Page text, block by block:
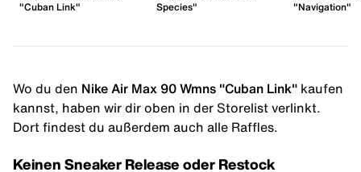
"Cuban Link"
Species"
"Navigation"
Wo du den Nike Air Max 90 Wmns "Cuban Link" kaufen
kannst, haben wir dir oben in der Storelist verlinkt.
Dort findest du außerdem auch alle Raffles.
Keinen Sneaker Release oder Restock